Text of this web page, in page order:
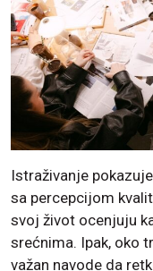
Istraživanje
sa percepcijom
svoj život ocenjuju
srećnima. Ipak, oko
važan navode da